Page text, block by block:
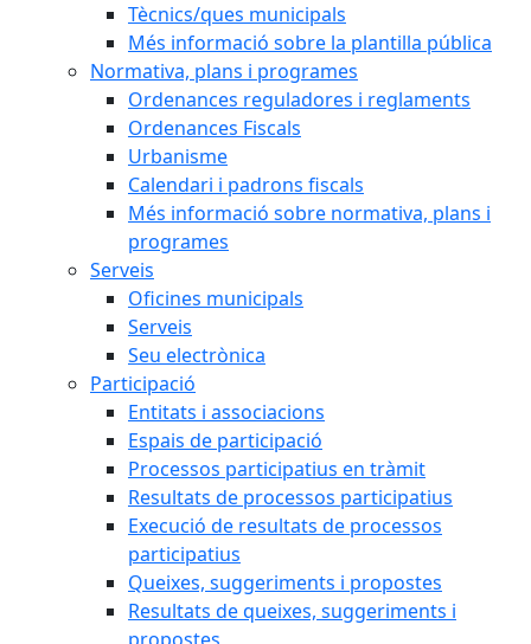
Tècnics/ques municipals
Més informació sobre la plantilla pública
Normativa, plans i programes
Ordenances reguladores i reglaments
Ordenances Fiscals
Urbanisme
Calendari i padrons fiscals
Més informació sobre normativa, plans i
programes
Serveis
Oficines municipals
Serveis
Seu electrònica
Participació
Entitats i associacions
Espais de participació
Processos participatius en tràmit
Resultats de processos participatius
Execució de resultats de processos
participatius
Queixes, suggeriments i propostes
Resultats de queixes, suggeriments i